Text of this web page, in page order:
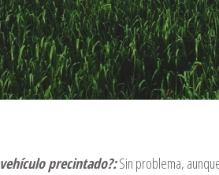
precintado?:Sin problema,